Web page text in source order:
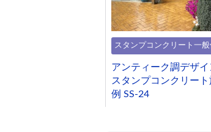
スタンプコンクリート一般
アンティーク調デザ
スタンプコンクリート
例 SS-24